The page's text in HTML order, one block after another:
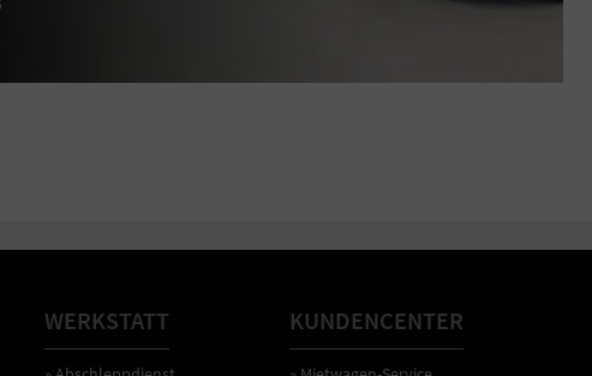
WERKSTATT KUNDENCENTER